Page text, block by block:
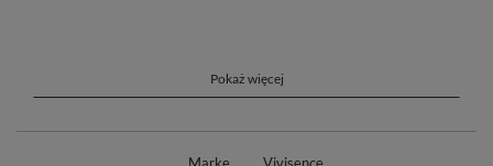
Untereteil aus Korsettschaum mit Spitze überzogen
eine schöne Schleife zwischen der Schalen
Pokaż więcej